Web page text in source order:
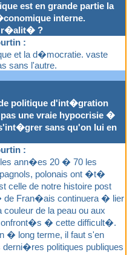
est en grande partie la
interne.
r�alit� ?
:
et la d�mocratie. vaste
sans l'autre.
politique d'int�gration
une vraie hypocrisie �
sans qu'on lui en
:
ann�es 20 � 70 les
polonais ont �t�
celle de notre histoire post
de Fran�ais continuera � lier
de la peau ou aux
� cette difficult�.
� long terme, il faut s'en
politiques publiques